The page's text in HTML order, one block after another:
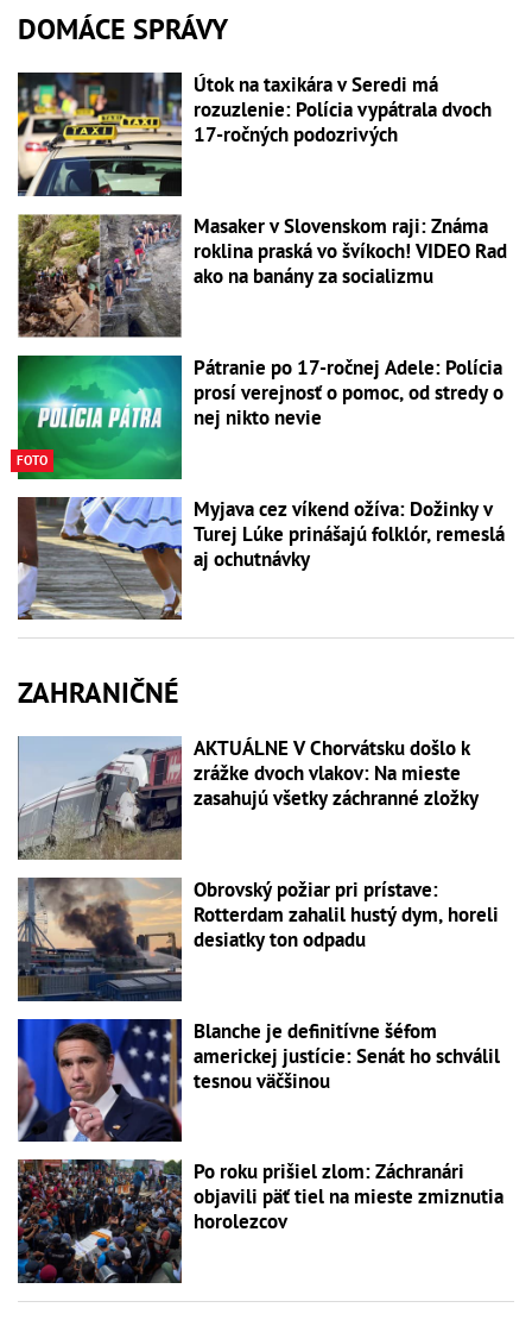
DOMÁCE SPRÁVY
Útok na taxikára v Seredi má
rozuzlenie: Polícia vypátrala dvoch
17-ročných podozrivých
Masaker v Slovenskom raji: Známa
roklina praská vo švíkoch! VIDEO Rad
ako na banány za socializmu
FOTO
Pátranie po 17-ročnej Adele: Polícia
prosí verejnosť o pomoc, od stredy o
nej nikto nevie
Myjava cez víkend ožíva: Dožinky v
Turej Lúke prinášajú folklór, remeslá
aj ochutnávky
ZAHRANIČNÉ
AKTUÁLNE V Chorvátsku došlo k
zrážke dvoch vlakov: Na mieste
zasahujú všetky záchranné zložky
Obrovský požiar pri prístave:
Rotterdam zahalil hustý dym, horeli
desiatky ton odpadu
Blanche je definitívne šéfom
americkej justície: Senát ho schválil
tesnou väčšinou
Po roku prišiel zlom: Záchranári
objavili päť tiel na mieste zmiznutia
horolezcov